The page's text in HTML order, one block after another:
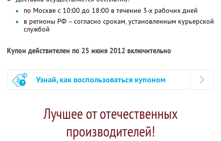
по Москве с 10:00 до 18:00 в течение 3-х рабочих дней
в регионы РФ – согласно срокам, установленным курьерской
службой
Купон действителен по 25 июня 2012 включительно
Узнай, как воспользоваться купоном
Лучшее от отечественных
производителей!